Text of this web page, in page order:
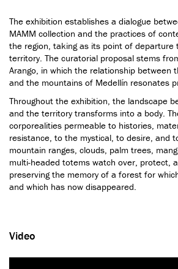
The exhibition establishes a dialogue
MAMM collection and the practices of
the region, taking as its point of departure
territory. The curatorial proposal stems
Arango, in which the relationship between
and the mountains of Medellín resonates
Throughout the exhibition, the landscape
and the territory transforms into a body.
corporealities permeable to histories,
resistance, to the mystical, to desire, and
mountain ranges, clouds, palm trees,
multi-headed totems watch over, protect,
preserving the memory of a forest for
and which has now disappeared.
Video